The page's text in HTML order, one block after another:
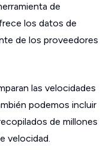
de
los datos de
de los proveedores
las velocidades
podemos incluir
de millones
velocidad.